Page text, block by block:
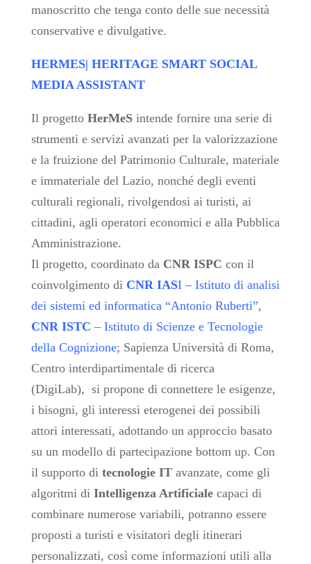
manoscritto che tenga conto delle sue necessità
conservative e divulgative.
HERMES| HERITAGE SMART SOCIAL
MEDIA ASSISTANT
Il progetto HerMeSintende fornire una serie di
strumenti e servizi avanzati per la valorizzazione
e la fruizione del Patrimonio Culturale, materiale
e immateriale del Lazio, nonché degli eventi
culturali regionali, rivolgendosi ai turisti, ai
cittadini, agli operatori economici e alla Pubblica
Amministrazione.
Il progetto, coordinato da CNR ISPC con il
coinvolgimento di CNR IASI – Istituto di analisi
dei sistemi ed informatica “Antonio Ruberti”,
CNR ISTC – Istituto di Scienze e Tecnologie
della Cognizione; Sapienza Università di Roma,
Centro interdipartimentale di ricerca
(DigiLab), si propone di connettere le esigenze,
i bisogni, gli interessi eterogenei dei possibili
attori interessati, adottando un approccio basato
su un modello di partecipazione bottom up. Con
il supporto di tecnologie ITavanzate, come gli
algoritmi di Intelligenza Artificialecapaci di
combinare numerose variabili, potranno essere
proposti a turisti e visitatori degli itinerari
personalizzati, così come informazioni utili alla